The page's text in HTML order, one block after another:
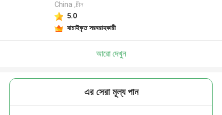
China ,চীন
5.0
যাচাইকৃত সরবরাহকারী
আরো দেখুন
এর সেরা মূল্য পান